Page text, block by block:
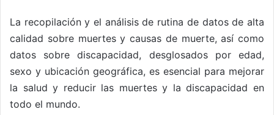
La recopilación y el análisis de rutina de datos de alta
calidad sobre muertes y causas de muerte, así como
datos sobre discapacidad, desglosados por edad,
sexo y ubicación geográfica, es esencial para mejorar
la salud y reducir las muertes y la discapacidad en
todo el mundo.